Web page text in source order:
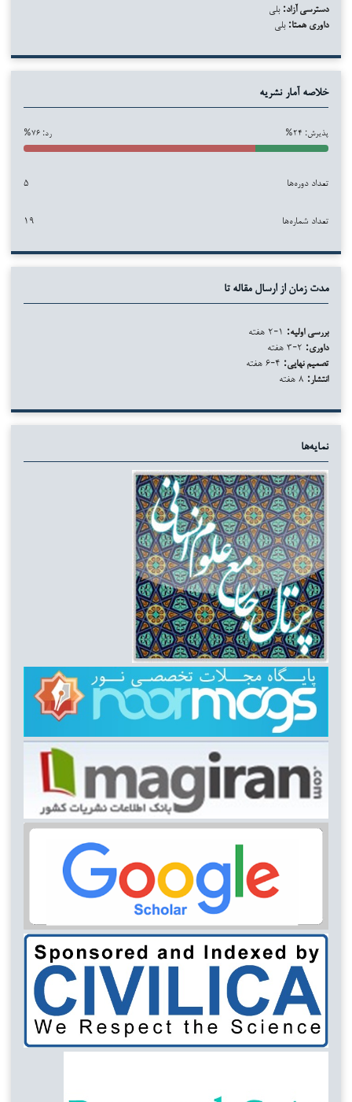
دسترسی آزاد: بلی
داوری همتا: بلی
خلاصه آمار نشریه
پذیرش: ۲۴% رد: ۷۶%
تعداد دوره‌ها ۵
تعداد شماره‌ها ۱۹
مدت زمان از ارسال مقاله تا
بررسی اولیه:
داوری:
تصمیم نهایی:
انتشار:
نمایه‌ها